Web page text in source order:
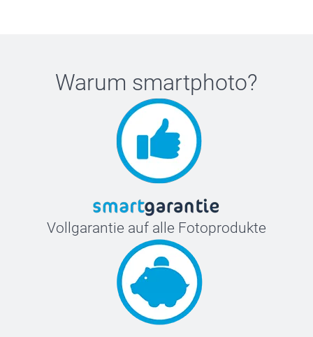
Warum smartphoto?
Vollgarantie auf alle Fotoprodukte